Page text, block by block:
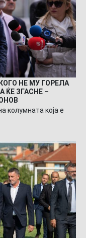
НЕ МУ ГОРЕЛА
ЌЕ ЗГАСНЕ –
колумната која е